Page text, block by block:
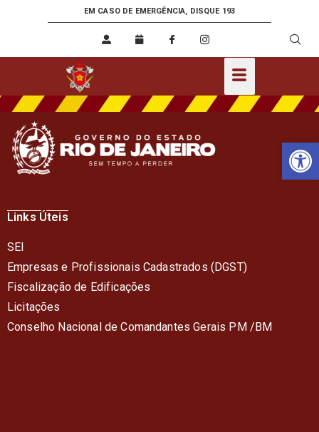
EM CASO DE EMERGÊNCIA, DISQUE 193
Links Úteis
SEI
Empresas e Profissionais Cadastrados (DGST)
Fiscalização de Edificações
Licitações
Conselho Nacional de Comandantes Gerais PM /BM